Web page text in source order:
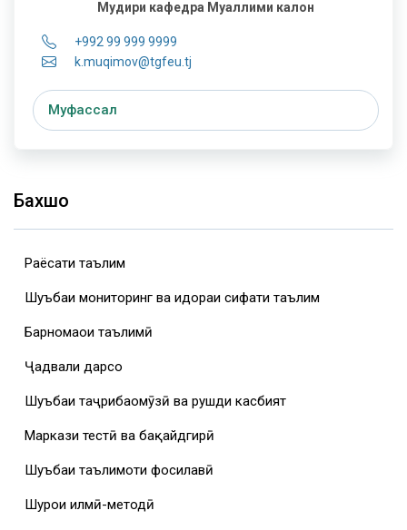
Мудири кафедра Муаллими калон
+992 99 999 9999
k.muqimov@tgfeu.tj
Муфассал
Бахшҳо
Раёсати таълим
Шуъбаи мониторинг ва идораи сифати таълим
Барномаҳои таълимӣ
Ҷадвали дарсҳо
Шуъбаи таҷрибаомӯзӣ ва рушди касбият
Маркази тестӣ ва бақайдгирӣ
Шуъбаи таълимоти фосилавӣ
Шурои илмӣ-методӣ